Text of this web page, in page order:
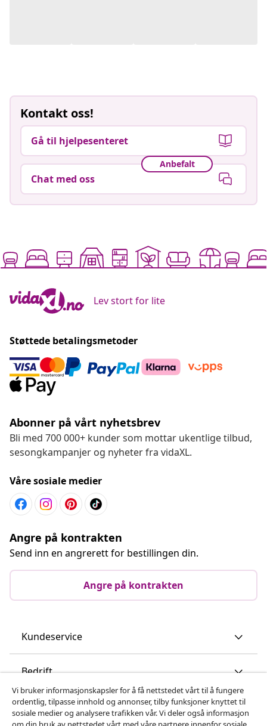
Kontakt oss!
Gå til hjelpesenteret
Anbefalt
Chat med oss
Lev stort for lite
Støttede betalingsmetoder
Abonner på vårt nyhetsbrev
Bli med 700 000+ kunder som mottar ukentlige tilbud,
sesongkampanjer og nyheter fra vidaXL.
Våre sosiale medier
Angre på kontrakten
Send inn en angrerett for bestillingen din.
Angre på kontrakten
Kundeservice
Bedrift
vidaXL
Vi bruker informasjonskapsler for å få nettstedet vårt til å fungere
ordentlig, tilpasse innhold og annonser, tilby funksjoner knyttet til
sosiale medier og analysere trafikken vår. Vi deler også informasjon